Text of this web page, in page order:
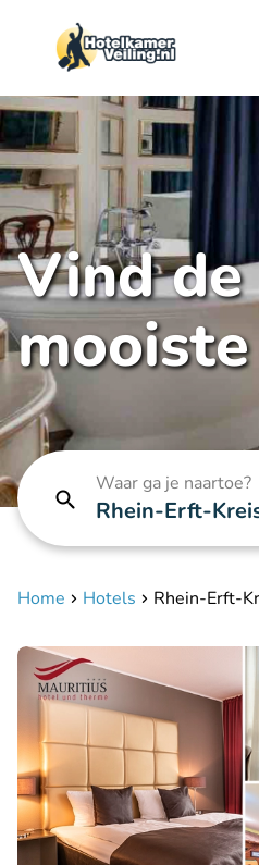
Vind
Waar ga je naartoe?
Rhein-Erft-
Home Hotels Rhein-Erft-